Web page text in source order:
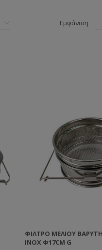
Εμφάνιση
ΦΊΛΤΡΟ ΜΕΛΙΟΎ
ΙΝΟΧ Φ17CM G